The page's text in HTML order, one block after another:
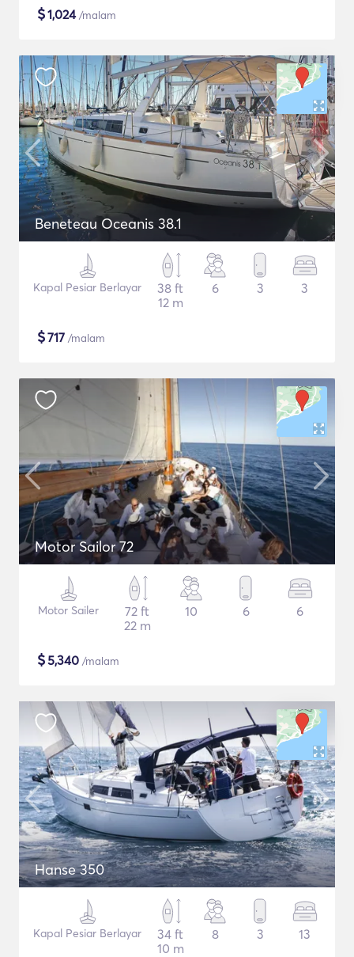
$1,024/malam
Beneteau Oceanis 38.1
Kapal Pesiar Berlayar
38 ft
12 m
6 3 3
$717 /malam
Motor Sailor 72
Motor Sailer
72 ft
22 m
10 6 6
$5,340 /malam
Hanse 350
Kapal Pesiar Berlayar
34 ft
10 m
8 3 13